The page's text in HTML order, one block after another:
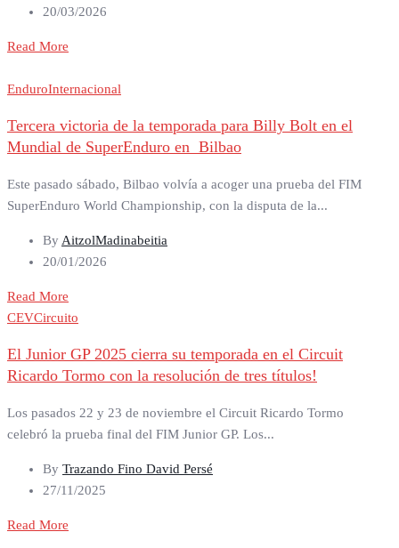
20/03/2026
Read More
EnduroInternacional
Tercera victoria de la temporada para Billy Bolt en el
Mundial de SuperEnduro en Bilbao
Este pasado sábado, Bilbao volvía a acoger una prueba del FIM
SuperEnduro World Championship, con la disputa de la...
By AitzolMadinabeitia
20/01/2026
Read More
CEVCircuito
El Junior GP 2025 cierra su temporada en el Circuit
Ricardo Tormo con la resolución de tres títulos!
Los pasados 22 y 23 de noviembre el Circuit Ricardo Tormo
celebró la prueba final del FIM Junior GP. Los...
By Trazando Fino David Persé
27/11/2025
Read More